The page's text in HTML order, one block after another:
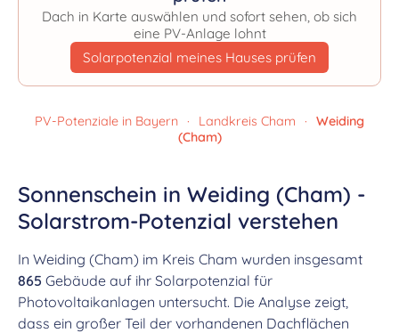
Dach in Karte auswählen und sofort sehen, ob sich
eine PV-Anlage lohnt
Solarpotenzial meines Hauses prüfen
PV-Potenziale in Bayern · Landkreis Cham ·
Weiding
(Cham)
Sonnenschein in Weiding (Cham) -
Solarstrom-Potenzial verstehen
In Weiding (Cham) im Kreis Cham wurden insgesamt
865 Gebäude auf ihr Solarpotenzial für
Photovoltaikanlagen untersucht. Die Analyse zeigt,
dass ein großer Teil der vorhandenen Dachflächen